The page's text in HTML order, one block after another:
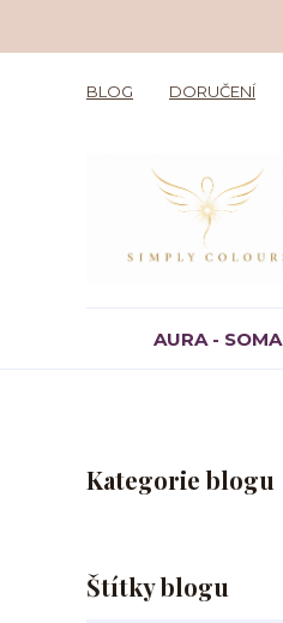
BLOG DORUČENÍ
AURA - SOMA
Kategorie blogu
Štítky blogu